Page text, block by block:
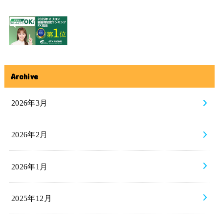
Archive
2026年3月
2026年2月
2026年1月
2025年12月